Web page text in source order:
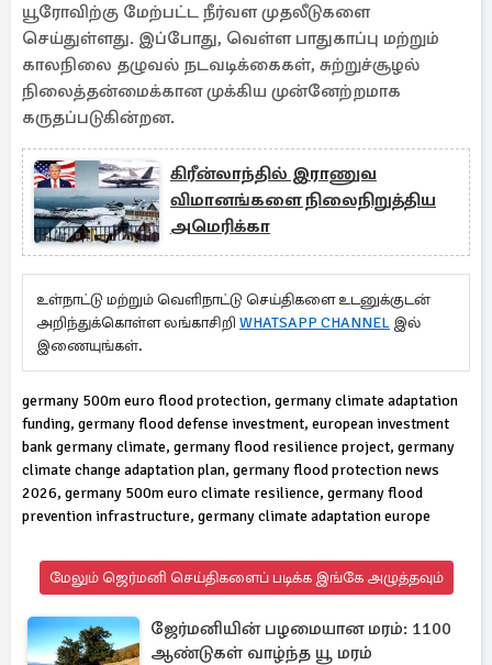
யூரோவிற்கு மேற்பட்ட நீர்வள முதலீடுகளை
செய்துள்ளது. இப்போது, வெள்ள பாதுகாப்பு மற்றும்
காலநிலை தழுவல் நடவடிக்கைகள், சுற்றுச்சூழல்
நிலைத்தன்மைக்கான முக்கிய முன்னேற்றமாக
கருதப்படுகின்றன.
கிரீன்லாந்தில் இராணுவ
விமானங்களை நிலைநிறுத்திய
அமெரிக்கா
உள்நாட்டு மற்றும் வெளிநாட்டு செய்திகளை உடனுக்குடன்
அறிந்துக்கொள்ள லங்காசிறி WHATSAPP CHANNEL இல்
இணையுங்கள்.
germany 500m euro flood protection, germany climate adaptation
funding, germany flood defense investment, european investment
bank germany climate, germany flood resilience project, germany
climate change adaptation plan, germany flood protection news
2026, germany 500m euro climate resilience, germany flood
prevention infrastructure, germany climate adaptation europe
மேலும் ஜெர்மனி செய்திகளைப் படிக்க இங்கே அழுத்தவும்
ஜேர்மனியின் பழமையான மரம்: 1100
ஆண்டுகள் வாழ்ந்த யூ மரம்